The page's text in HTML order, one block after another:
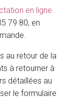
en ligne
79 80, en
au retour de la
à retourner à
détaillées au
le formulaire